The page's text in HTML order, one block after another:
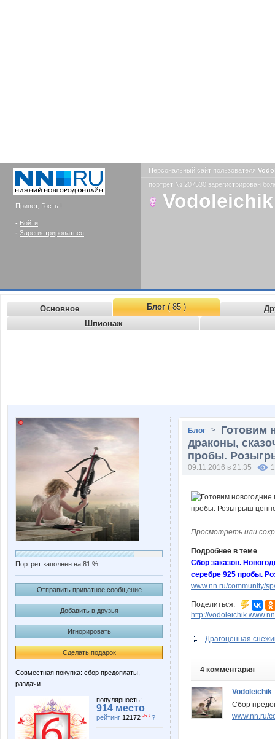
Привет, Гость !
- Войти
- Зарегистрироваться
Персональный сайт пользователя
портрет № 207530 зарегистрирован
Vodoleichik
Основное Блог( 85 )
Шпионаж
Портрет заполнен на 81 %
Отправить приватное сообщение
Добавить в друзья
Игнорировать
Сделать подарок
Совместная покупка: сбор предоплаты,
раздачи
популярность:
914 место
рейтинг 12172 -5 ↓ ?
Блог > Готовим
драконы,
пробы.
09.11.2016 в 21:35
Просмотреть или
Подробнее в теме
Сбор заказов.
серебре 925 пробы.
www.nn.ru/community/
Поделиться:
http://
Драгоценная
4 комментария
Vodoleichik
Сбор
www.nn.ru/